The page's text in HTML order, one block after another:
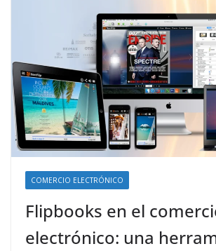
COMERCIO ELECTRÓNICO
Flipbooks en el
electrónico: una